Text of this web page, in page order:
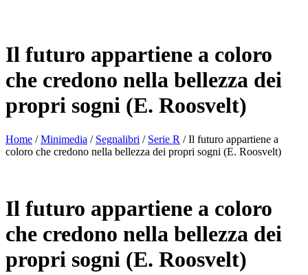
Il futuro appartiene a coloro
che credono nella bellezza dei
propri sogni (E. Roosvelt)
Home /Minimedia / Segnalibri / Serie R / Il futuro appartiene a
coloro che credono nella bellezza dei propri sogni (E. Roosvelt)
Il futuro appartiene a coloro
che credono nella bellezza dei
propri sogni (E. Roosvelt)